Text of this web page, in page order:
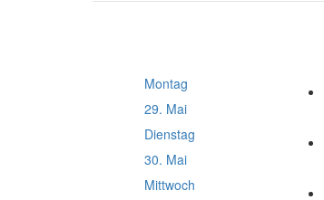
Montag
29. Mai
Dienstag
30. Mai
Mittwoch